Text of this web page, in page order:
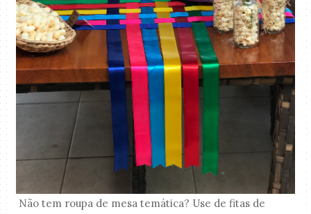
Não tem roupa de mesa temática? Use de fitas de